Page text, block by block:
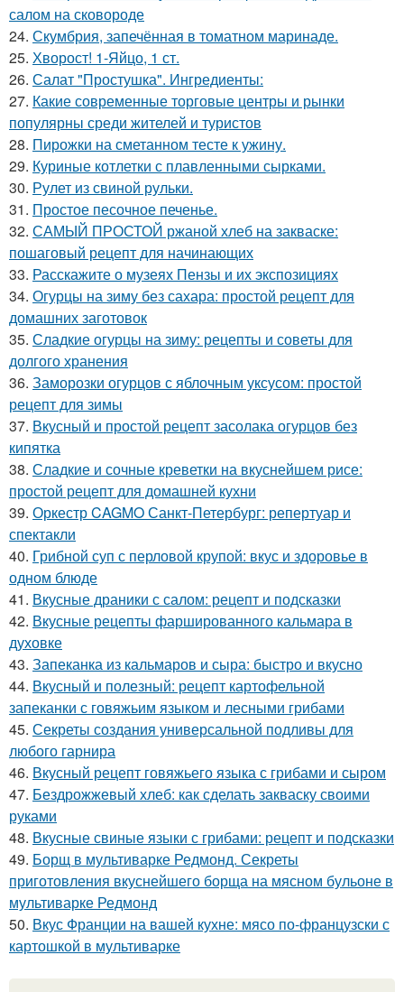
салом на сковороде
24. Скумбрия, запечённая в томатном маринаде.
25. Хворост! 1-Яйцо, 1 ст.
26. Салат "Простушка". Ингредиенты:
27. Какие современные торговые центры и рынки
популярны среди жителей и туристов
28. Пирожки на сметанном тесте к ужину.
29. Куриные котлетки с плавленными сырками.
30. Рулет из свиной рульки.
31. Простое песочное печенье.
32. САМЫЙ ПРОСТОЙ ржаной хлеб на закваске:
пошаговый рецепт для начинающих
33. Расскажите о музеях Пензы и их экспозициях
34. Огурцы на зиму без сахара: простой рецепт для
домашних заготовок
35. Сладкие огурцы на зиму: рецепты и советы для
долгого хранения
36. Заморозки огурцов с яблочным уксусом: простой
рецепт для зимы
37. Вкусный и простой рецепт засолака огурцов без
кипятка
38. Сладкие и сочные креветки на вкуснейшем рисе:
простой рецепт для домашней кухни
39. Оркестр CAGMO Санкт-Петербург: репертуар и
спектакли
40. Грибной суп с перловой крупой: вкус и здоровье в
одном блюде
41. Вкусные драники с салом: рецепт и подсказки
42. Вкусные рецепты фаршированного кальмара в
духовке
43. Запеканка из кальмаров и сыра: быстро и вкусно
44. Вкусный и полезный: рецепт картофельной
запеканки с говяжьим языком и лесными грибами
45. Секреты создания универсальной подливы для
любого гарнира
46. Вкусный рецепт говяжьего языка с грибами и сыром
47. Бездрожжевый хлеб: как сделать закваску своими
руками
48. Вкусные свиные языки с грибами: рецепт и подсказки
49. Борщ в мультиварке Редмонд. Секреты
приготовления вкуснейшего борща на мясном бульоне в
мультиварке Редмонд
50. Вкус Франции на вашей кухне: мясо по-французски с
картошкой в мультиварке